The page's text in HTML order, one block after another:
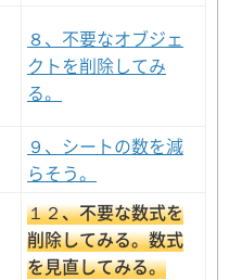
８、不要なオブジェ
クトを削除してみ
る。
９、シートの数を減
らそう。
１２、不要な数式を
削除してみる。数式
を見直してみる。